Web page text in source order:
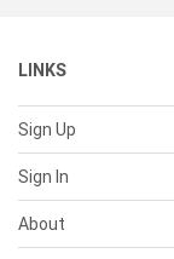
LINKS
Sign Up
Sign In
About